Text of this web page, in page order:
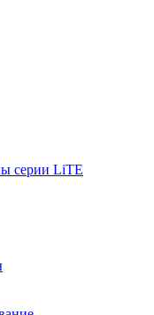
серии LiTE